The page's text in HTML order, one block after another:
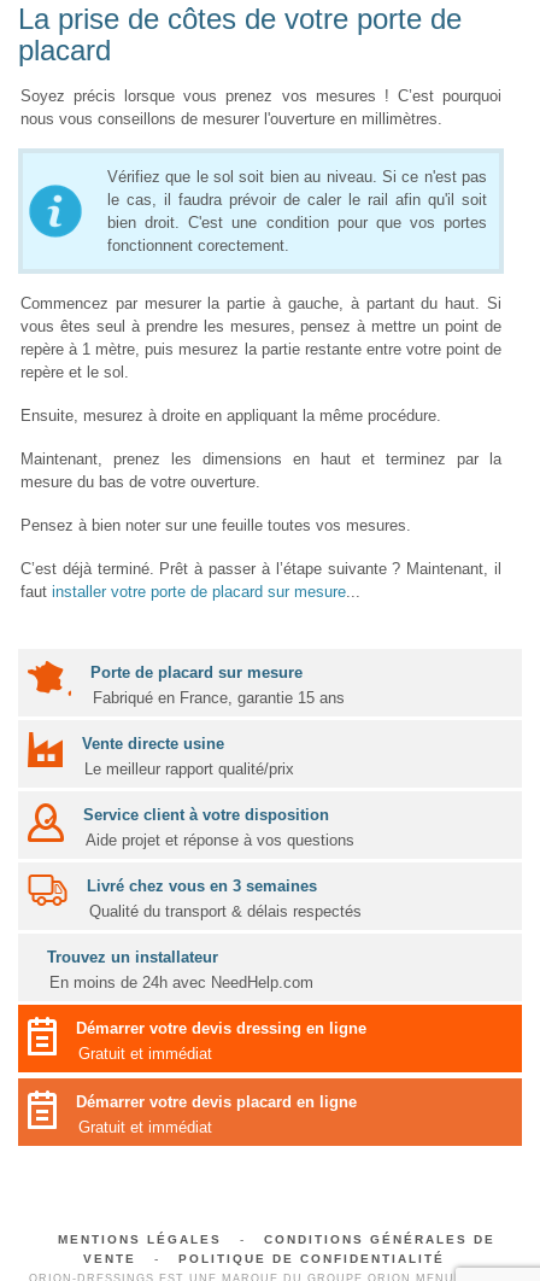
La prise de côtes de votre porte de
placard
Soyez précis lorsque vous prenez vos mesures ! C’est pourquoi
nous vous conseillons de mesurer l'ouverture en millimètres.
Vérifiez que le sol soit bien au niveau. Si ce n'est pas
le cas, il faudra prévoir de caler le rail afin qu'il soit
bien droit. C'est une condition pour que vos portes
fonctionnent corectement.
Commencez par mesurer la partie à gauche, à partant du haut. Si
vous êtes seul à prendre les mesures, pensez à mettre un point de
repère à 1 mètre, puis mesurez la partie restante entre votre point de
repère et le sol.
Ensuite, mesurez à droite en appliquant la même procédure.
Maintenant, prenez les dimensions en haut et terminez par la
mesure du bas de votre ouverture.
Pensez à bien noter sur une feuille toutes vos mesures.
C’est déjà terminé. Prêt à passer à l’étape suivante ? Maintenant, il
faut installer votre porte de placard sur mesure
Porte de placard sur mesure
Fabriqué en France, garantie 15 ans
Vente directe usine
Le meilleur rapport qualité/prix
Service client à votre disposition
Aide projet et réponse à vos questions
Livré chez vous en 3 semaines
Qualité du transport & délais respectés
Trouvez un installateur
En moins de 24h avec NeedHelp.com
Démarrer votre devis dressing en ligne
Gratuit et immédiat
Démarrer votre devis placard en ligne
Gratuit et immédiat
MENTIONS LÉGALES -
CONDITIONS GÉNÉRALES DE
VENTE
- POLITIQUE DE CONFIDENTIALITÉ
ORION-DRESSINGS EST UNE MARQUE DU GROUPE ORION MENUISERIES,